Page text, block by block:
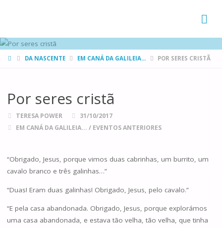
HOMEDA NASCENTE EM CANÁ DA GALILEIA... POR SERES CRISTÃ
Por seres cristã
TERESA POWER
31/10/2017
EM CANÁ DA GALILEIA... / EVENTOS ANTERIORES
“Obrigado, Jesus, porque vimos duas cabrinhas, um burrito, um
cavalo branco e três galinhas…”
“Duas! Eram duas galinhas! Obrigado, Jesus, pelo cavalo.”
“E pela casa abandonada. Obrigado, Jesus, porque explorámos
uma casa abandonada, e estava tão velha, tão velha, que tinha